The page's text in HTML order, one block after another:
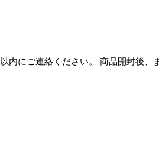
内にご連絡ください。 商品開封後、